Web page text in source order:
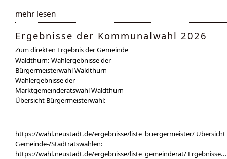
mehr lesen
Ergebnisse der Kommunalwahl 2026
Zum direkten Ergebnis der Gemeinde
Waldthurn: Wahlergebnisse der
Bürgermeisterwahl Waldthurn
Wahlergebnisse der
Marktgemeinderatswahl Waldthurn
Übersicht Bürgermeisterwahl:
https://wahl.neustadt.de/ergebnisse/liste_buergermeister/ Übersicht
Gemeinde-/Stadtratswahlen:
https://wahl.neustadt.de/ergebnisse/liste_gemeinderat/ Ergebnisse...